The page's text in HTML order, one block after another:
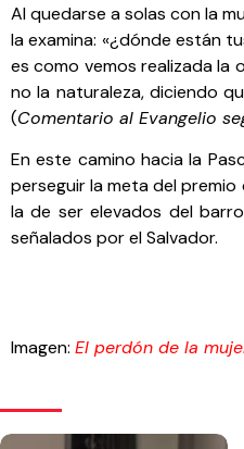
Al quedarse a solas con la
la examina: «¿dónde están
es como vemos realizada la
no la naturaleza, diciendo
(Comentario al Evangelio
En este camino hacia la
perseguir la meta del premio
la de ser elevados del
señalados por el Salvador.
Imagen: El perdón de la